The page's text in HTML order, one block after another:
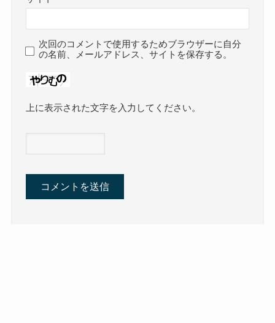
次回のコメントで使用するためブラウザーに自分
の名前、メールアドレス、サイトを保存する。
上に表示された文字を入力してください。